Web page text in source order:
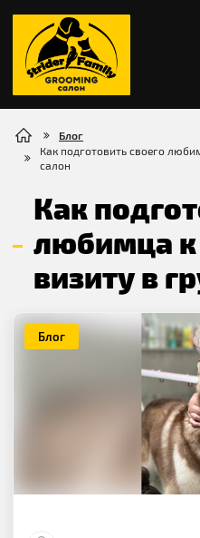
Блог
Как подготовить своего
салон
Как
любимца
визиту в
Блог